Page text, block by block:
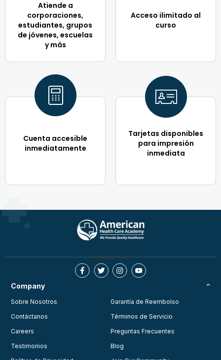
Atiende a
corporaciones,
estudiantes, grupos
de jóvenes, escuelas
y más
Acceso ilimitado al
curso
Cuenta accesible
inmediatamente
Tarjetas disponibles
para impresión
inmediata
Follow Us:
Company
Sobre Nosotros
Contáctanos
Careers
Testimonios
Garantía de Reembolso
Términos de Servicio
Preguntas Frecuentes
Blog